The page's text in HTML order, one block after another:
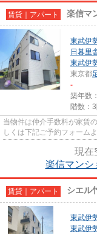
賃貸｜アパート 楽信マ
東武伊
日暮里
東武伊
東京都
-
築年数
階数：
当物件は仲介手数料が家賃
しくは下記ご予約フォーム
現在
楽信マンシ
賃貸｜アパート シエル
東武伊
東武伊